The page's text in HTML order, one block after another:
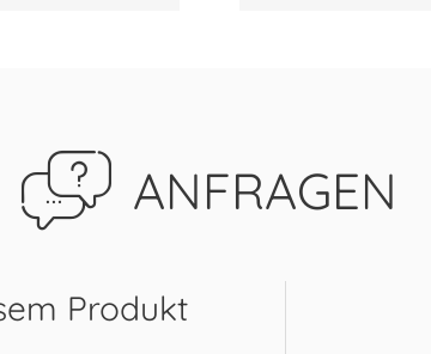
ANFRAGEN
Produkt